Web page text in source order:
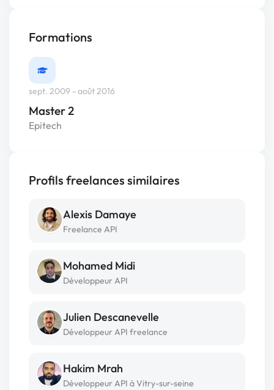
Formations
sept. 2009 - août 2016
Master 2
Epitech
Profils freelances similaires
Alexis Damaye
Freelance API
Mohamed Midi
Développeur API
Julien Descanevelle
Développeur API freelance
Hakim Mrah
Développeur API à Vitry-sur-seine